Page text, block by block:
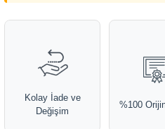
Kolay İade ve
Değişim
%100